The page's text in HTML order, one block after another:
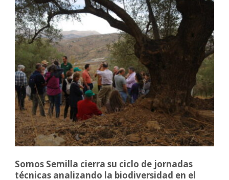
Somos Semilla cierra su ciclo de jornadas
técnicas analizando la biodiversidad en el